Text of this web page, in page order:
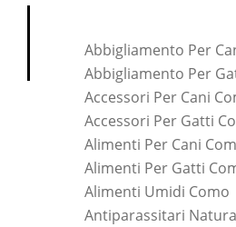
Abbigliamento Per
Abbigliamento Per
Accessori Per Cani
Accessori Per Gatti
Alimenti Per Cani
Alimenti Per Gatti
Alimenti Umidi Como
Antiparassitari